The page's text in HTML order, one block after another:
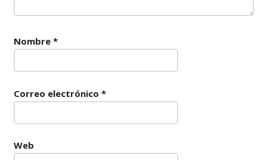
Nombre *
Correo electrónico *
Web